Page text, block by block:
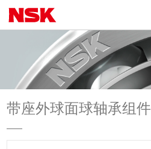
带座外球面球轴承组件